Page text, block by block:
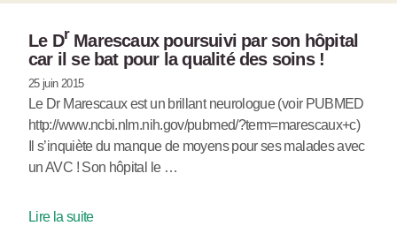
Le Dr Marescaux poursuivi par son hôpital
car il se bat pour la qualité des soins !
25 juin 2015
Le Dr Marescaux est un brillant neurologue (voir PUBMED
http://www.ncbi.nlm.nih.gov/pubmed/?term=marescaux+c)
Il s’inquiète du manque de moyens pour ses malades avec
un AVC ! Son hôpital le …
Lire la suite